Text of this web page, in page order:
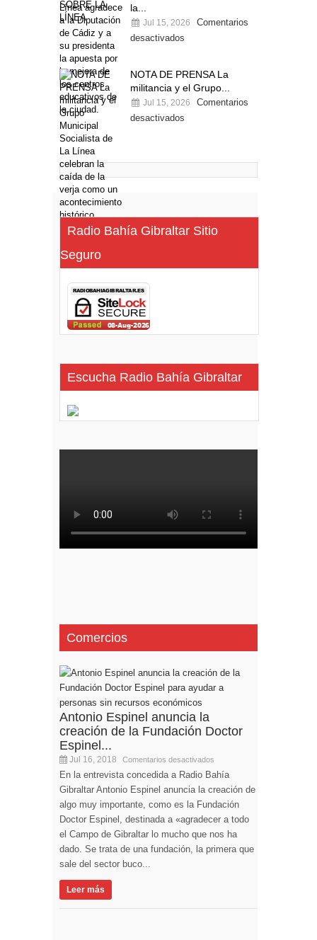
la...
Jul 15, 2026
Comentarios
desactivados
NOTA DE PRENSA La
militancia y el Grupo...
Jul 15, 2026
Comentarios
desactivados
Radio Bahía Gibraltar Sitio
Seguro
Escucha Radio Bahía Gibraltar
Comercios
Antonio Espinel anuncia la
creación de la Fundación Doctor
Espinel...
Jul 16, 2018 Comentarios desactivados
En la entrevista concedida a Radio Bahía
Gibraltar Antonio Espinel anuncia la creación de
algo muy importante, como es la Fundación
Doctor Espinel, destinada a «agradecer a todo
el Campo de Gibraltar lo mucho que nos ha
dado. Se trata de una fundación, la primera que
sale del sector buco...
Leer más